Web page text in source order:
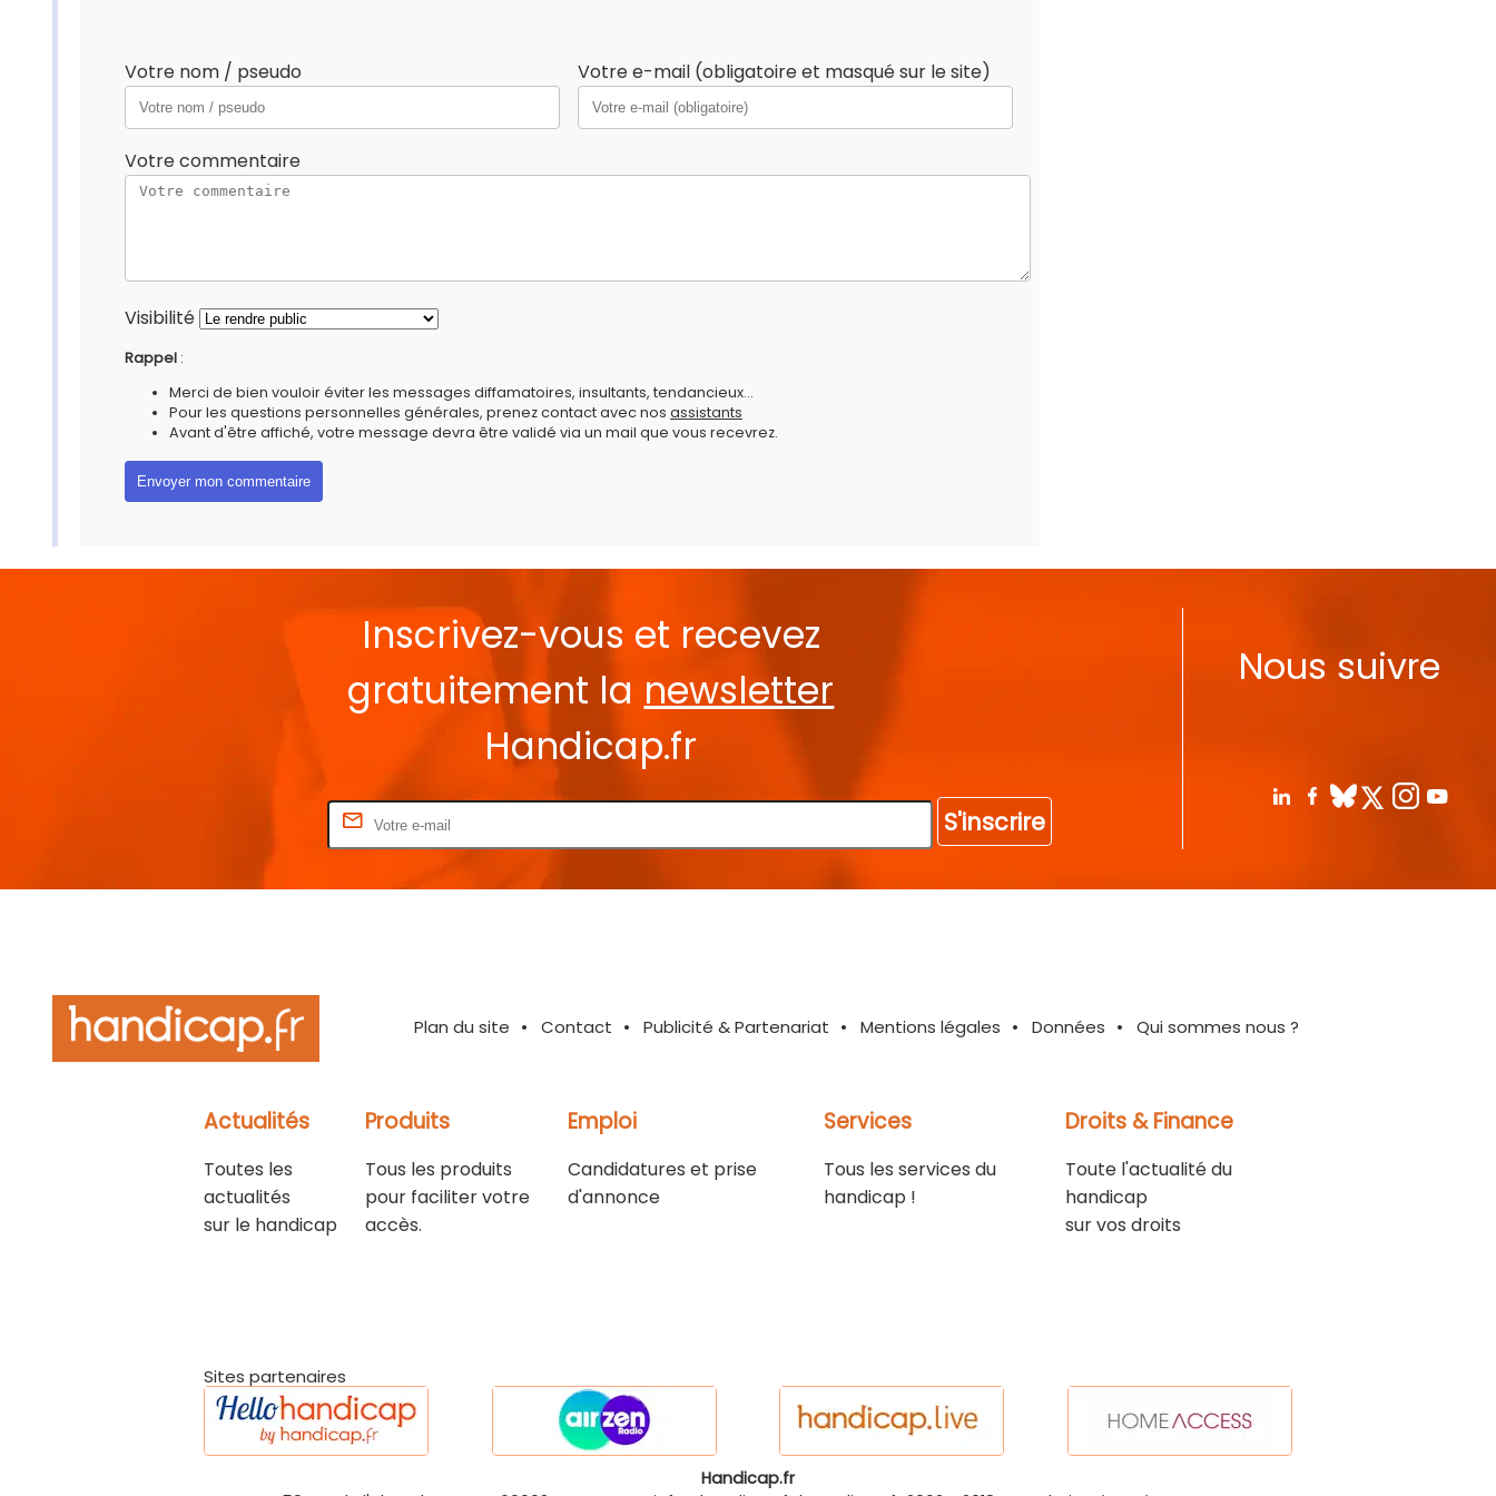
Votre nom / pseudo Votre e-mail (obligatoire et masqué sur le site)
Votre commentaire
Visibilité
Rappel :
Merci de bien vouloir éviter les messages diffamatoires, insultants, tendancieux...
Pour les questions personnelles générales, prenez contact avec nos assistants
Avant d'être affiché, votre message devra être validé via un mail que vous recevrez.
Inscrivez-vous et recevez
gratuitement la newsletter
Handicap.fr
S'inscrire
Nous suivre
Plan du site Contact Publicité & Partenariat Mentions légales Données Qui sommes nous ?
Actualités
Toutes les
actualités
sur le handicap
Produits
Tous les produits
pour faciliter votre
accès.
Emploi
Candidatures et prise
d'annonce
Services
Tous les services du
handicap !
Droits & Finance
Toute l'actualité du
handicap
sur vos droits
Sites partenaires
Handicap.fr